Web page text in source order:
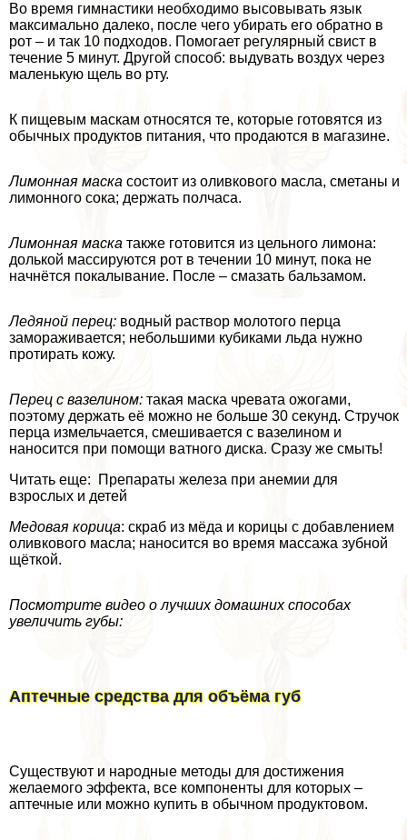
Во время гимнастики необходимо высовывать язык
максимально далеко, после чего убирать его обратно в
рот – и так 10 подходов. Помогает регулярный свист в
течение 5 минут. Другой способ: выдувать воздух через
маленькую щель во рту.
К пищевым маскам относятся те, которые готовятся из
обычных продуктов питания, что продаются в магазине.
Лимонная маска состоит из оливкового масла, сметаны и
лимонного сока; держать полчаса.
Лимонная маска также готовится из цельного лимона:
долькой массируются рот в течении 10 минут, пока не
начнётся покалывание. После – смазать бальзамом.
Ледяной перец: водный раствор молотого перца
замораживается; небольшими кубиками льда нужно
протирать кожу.
Перец с вазелином: такая маска чревата ожогами,
поэтому держать её можно не больше 30 секунд. Стручок
перца измельчается, смешивается с вазелином и
наносится при помощи ватного диска. Сразу же смыть!
Читать еще: Препараты железа при анемии для
взрослых и детей
Медовая корица: скраб из мёда и корицы с добавлением
оливкового масла; наносится во время массажа зубной
щёткой.
Посмотрите видео о лучших домашних способах
увеличить губы:
Аптечные средства для объёма губ
Существуют и народные методы для достижения
желаемого эффекта, все компоненты для которых –
аптечные или можно купить в обычном продуктовом.